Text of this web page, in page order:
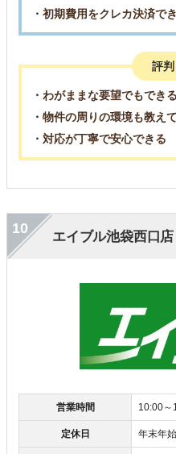
・初期費用をクレカ決済で
評
・わがままな要望でもでき
・物件の周りの環境も教え
・対応が丁寧で安心できる
エイブル池袋西口店
10
営業時間 10:00～
定休日 年末年